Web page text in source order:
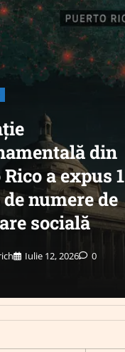
din
a expus 1
numere de
socială
Iulie 12, 2026 0